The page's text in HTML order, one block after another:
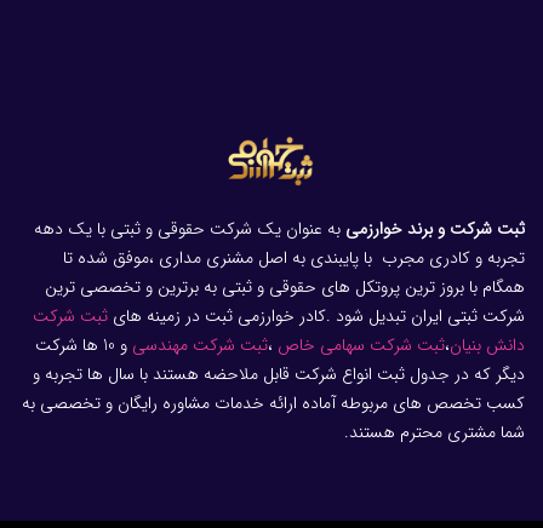
ثبت شرکت و برند خوارزمی به عنوان یک شرکت حقوقی و ثبتی با یک دهه
تجربه و کادری مجرب با پایبندی به اصل مشنری مداری ،موفق شده تا
همگام با بروز ترین پروتکل های حقوقی و ثبتی به برترین و تخصصی ترین
شرکت ثبتی ایران تبدیل شود .کادر خوارزمی ثبت در زمینه های ثبت شرکت
دانش بنیان،ثبت شرکت سهامی خاص ،ثبت شرکت مهندسی
و 10 ها شرکت
دیگر که در جدول ثبت انواع شرکت قابل ملاحضه هستند با سال ها تجربه و
کسب تخصص های مربوطه آماده ارائه خدمات مشاوره رایگان و تخصصی به
شما مشتری محترم هستند.